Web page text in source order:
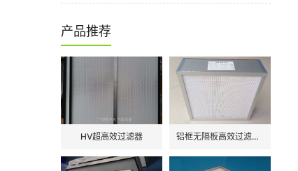
产品推荐
HV超高效过滤器 铝框无隔板高效过滤器|H13|H14